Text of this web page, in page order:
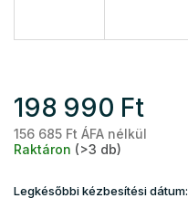
198 990 Ft
156 685 Ft ÁFA nélkül
Raktáron (>3 db)
Legkésőbbi kézbesítési dátum: